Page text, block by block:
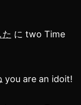
に two Time
you are an idoit!